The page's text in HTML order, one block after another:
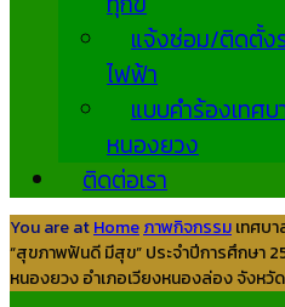
แจ้งซ่อม/ติดตั้ง
ไฟฟ้า
แบบคำร้องเทศ
หนองยวง
ติดต่อเรา
You are atHomeภาพกิจกรรมเทศบ
“สุขภาพฟันดี มีสุข” ประจำปีการศึกษา
หนองยวง อำเภอเวียงหนองล่อง จังหวั